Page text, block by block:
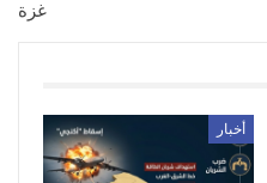
غزة
أخبار